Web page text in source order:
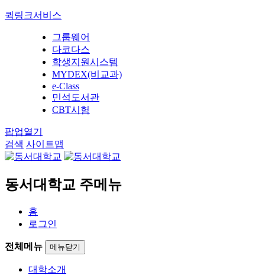
퀵링크서비스
그룹웨어
다코다스
학생지원시스템
MYDEX(비교과)
e-Class
민석도서관
CBT시험
팝업열기
검색 사이트맵
동서대학교 주메뉴
홈
로그인
전체메뉴 메뉴닫기
대학소개